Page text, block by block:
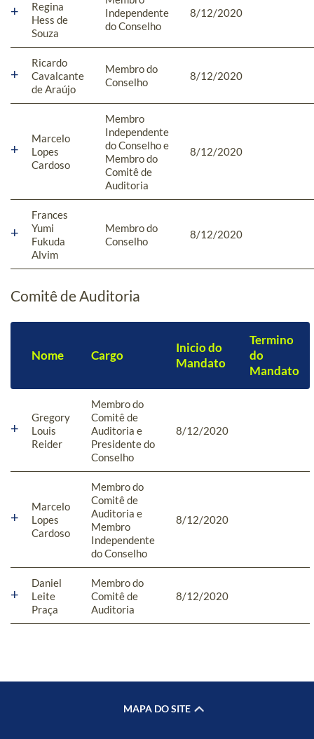
Regina
Hess de
Souza
Independente
do Conselho
8/12/2020
Ricardo
Cavalcante
de Araújo
Membro do
Conselho
8/12/2020
Marcelo
Lopes
Cardoso
Membro
Independente
do Conselho e
Membro do
Comitê de
Auditoria
8/12/2020
Frances
Yumi
Fukuda
Alvim
Membro do
Conselho
8/12/2020
Comitê de Auditoria
Nome Cargo
Inicio do
Mandato
Termino
do
Mandato
Gregory
Louis
Reider
Membro do
Comitê de
Auditoria e
Presidente do
Conselho
8/12/2020
Marcelo
Lopes
Cardoso
Membro do
Comitê de
Auditoria e
Membro
Independente
do Conselho
8/12/2020
Daniel
Leite
Praça
Membro do
Comitê de
Auditoria
8/12/2020
MAPA DO SITE